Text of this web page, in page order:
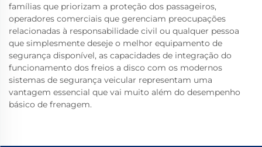
famílias que priorizam a proteção dos passageiros,
operadores comerciais que gerenciam preocupações
relacionadas à responsabilidade civil ou qualquer pessoa
que simplesmente deseje o melhor equipamento de
segurança disponível, as capacidades de integração do
funcionamento dos freios a disco com os modernos
sistemas de segurança veicular representam uma
vantagem essencial que vai muito além do desempenho
básico de frenagem.